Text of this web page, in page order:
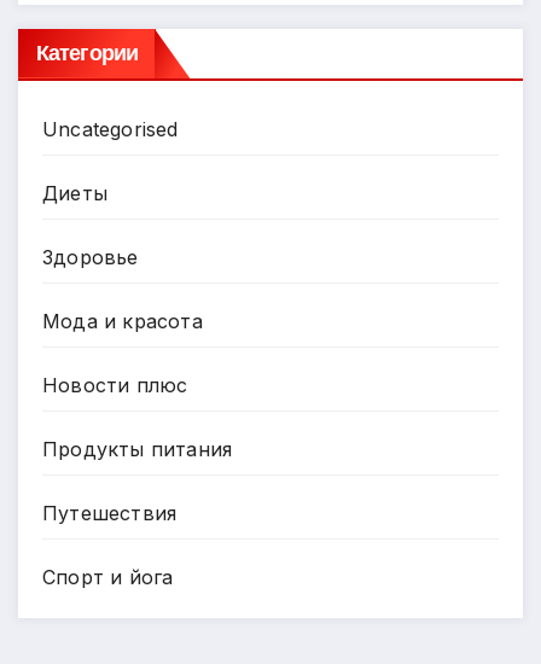
Категории
Uncategorised
Диеты
Здоровье
Мода и красота
Новости плюс
Продукты питания
Путешествия
Спорт и йога